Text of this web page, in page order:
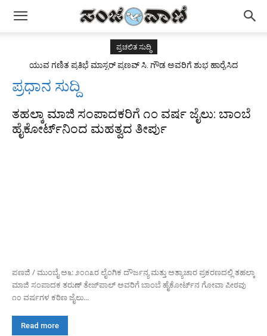
ಪ್ರಚಲಿತ ಸುದ್ಧಿ
ಯುವ ಗಣಿತ ಪ್ರತಿಭೆ ಮಾಸ್ಟರ್ ಪ್ರಣವ್ ಸಿ. ಗೌಡ ಅವರಿಗೆ ಶುಭ ಹಾರೈಸಿದ
ಪ್ರಧಾನ ಸುದ್ದಿ
ತಹಲ್ಕಾ ಮಾಜಿ ಸಂಪಾದಕರಿಗೆ ೧೦ ವರ್ಷ ಜೈಲು: ಬಾಂಬೆ
ಹೈಕೋರ್ಟ್‌ನಿಂದ ಮಹತ್ವದ ತೀರ್ಪು
ಪಣಜಿ / ಮುಂಬೈ ಅ೬: ೨೦೧೩ರ ಲೈಂಗಿಕ ದೌರ್ಜನ್ಯ ಮತ್ತು ಅತ್ಯಾಚಾರ ಪ್ರಕರಣದಲ್ಲಿ ತಹಲ್ಕಾ
ಮಾಜಿ ಸಂಪಾದಕ ತರುಣ್ ತೇಜ್‌ಪಾಲ್ ಅವರಿಗೆ ಬಾಂಬೆ ಹೈಕೋರ್ಟ್‌ನ ಗೋವಾ ಪೀಠವು
೧೦ ವರ್ಷಗಳ ಕಠಿಣ ಜೈಲು...
Read more